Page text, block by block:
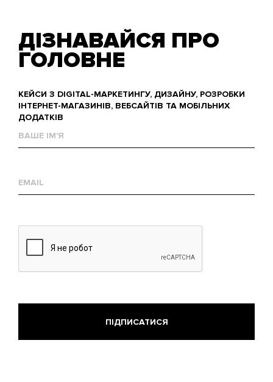
ДІЗНАВАЙСЯ ПРО
ГОЛОВНЕ
КЕЙСИ З DIGITAL-МАРКЕТИНГУ, ДИЗАЙНУ, РОЗРОБКИ
ІНТЕРНЕТ-МАГАЗИНІВ, ВЕБСАЙТІВ ТА МОБІЛЬНИХ
ДОДАТКІВ
им'я
mail